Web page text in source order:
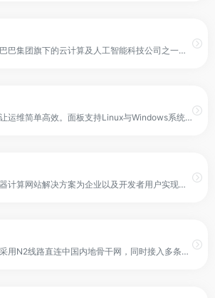
阿里云是阿里巴巴集团旗下的云计算及人工智能科技公司之一，定位于为企业和开发者提供全栈云服务与智能化技术能力。依托自研的飞天云计算操作系统与全球化基础设施，阿里云向用户提供从弹性计算、数据库、网络与存储，到 AI 大模型、大数据分析等完整能力体系，支持不同行业构建稳定、可扩展的云上架构。
宝塔(bt.cn)，让运维简单高效。面板支持Linux与Windows系统。一键配置：LAMP/LNMP、网站、数据库、FTP、SSL，通过Web端轻松管理服务器。
欧云超算服务器计算网站解决方案为企业以及开发者用户实现灵活弹性自动化的基础IT设施建设、按需付费的服务模式以及0成本的运维IT服务体系 。把传统的IDC数据中心改造成了一个高度简化、标准化、自动化和弹性灵活的云数据中心。
纽特云计算，采用N2线路直连中国内地骨干网，同时接入多条国际优质线路，采用全速BGP网络。为企业提供安全可靠的数据存储、高速传输和灵活扩展的解决方案